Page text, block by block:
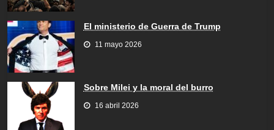
El ministerio de Guerra de Trump
11 mayo 2026
Sobre Milei y la moral del burro
16 abril 2026